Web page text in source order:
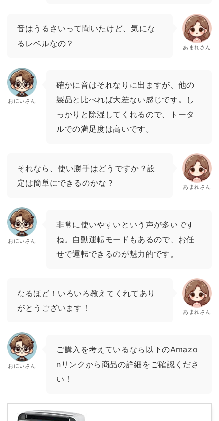
音はうるさいって聞いたけど、気にな
るレベルなの？
あまれさん
おにいさん
確かに音はそれなりに出ますが、他の
製品と比べれば大差ない感じです。し
っかりと除湿してくれるので、トータ
ルでの満足度は高いです。
それなら、使い勝手はどうですか？設
定は簡単にできるのかな？
あまれさん
おにいさん
非常に使いやすいという声が多いです
ね。自動運転モードもあるので、お任
せで運転できるのが魅力的です。
なるほど！いろいろ教えてくれてあり
がとうございます！
あまれさん
おにいさん
ご購入を考えているなら以下のAmazo
nリンクから商品の詳細をご確認くださ
い！